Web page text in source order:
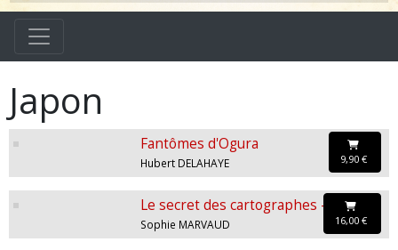
Japon
Fantômes d'Ogura
Hubert DELAHAYE 9,90 €
Le secret des cartographes - T3
Sophie MARVAUD 16,00 €